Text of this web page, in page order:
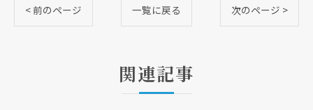
< 前のページ 一覧に戻る 次のページ >
関連記事